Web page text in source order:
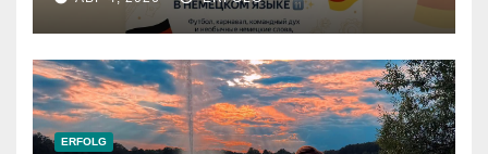
11 в немецком языке!
ERFOLG